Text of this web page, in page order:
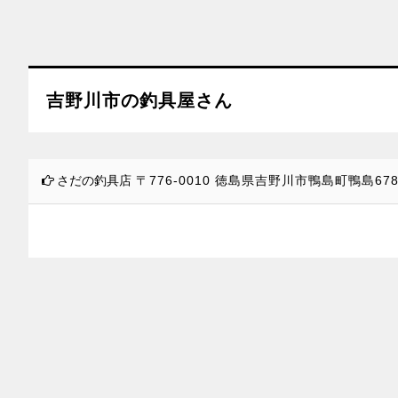
吉野川市の釣具屋さん
さだの釣具店 〒776-0010 徳島県吉野川市鴨島町鴨島